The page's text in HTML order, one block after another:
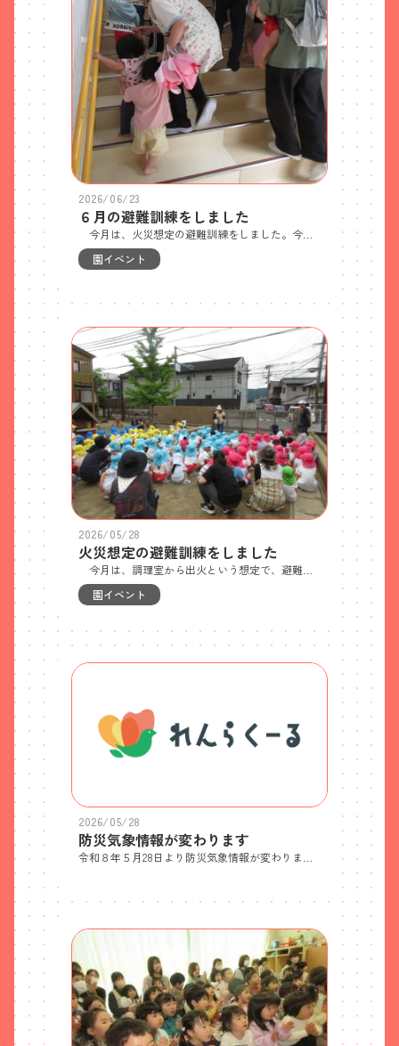
2026/06/23
６月の避難訓練をしました
園イベント
2026/05/28
火災想定の避難訓練をしました
園イベント
2026/05/28
防災気象情報が変わります